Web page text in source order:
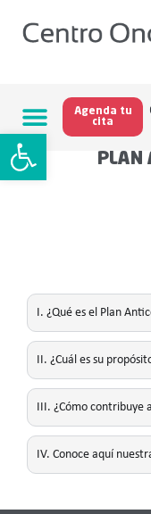
Abrir barra de herramientas
Agenda tu
cita
PLAN
I. ¿Qué es el Plan
II. ¿Cuál es su
III. ¿Cómo contribuye
IV. Conoce aquí